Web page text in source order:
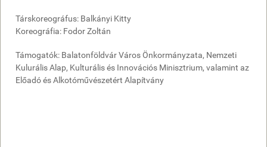
Társkoreográfus: Balkányi Kitty
Koreográfia: Fodor Zoltán
Támogatók: Balatonföldvár Város Önkormányzata, Nemzeti
Kulurális Alap, Kulturális és Innovációs Minisztrium, valamint az
Előadó és Alkotóművészetért Alapítvány